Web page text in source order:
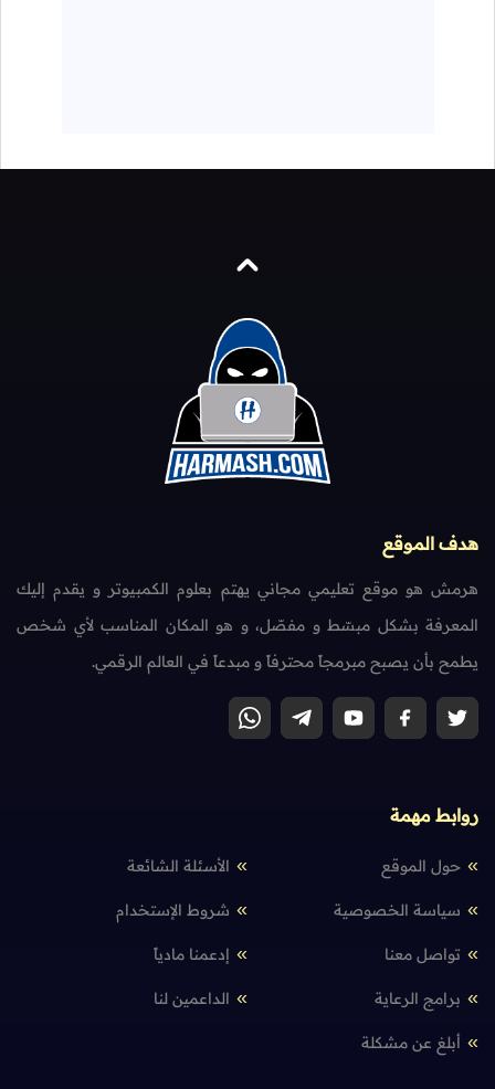
هدف الموقع
هرمش هو موقع تعليمي مجاني يهتم بعلوم الكمبيوتر و يقدم إليك
المعرفة بشكل مبسّط و مفصّل، و هو المكان المناسب لأي شخص
يطمح بأن يصبح مبرمجاً محترفاً و مبدعاً في العالم الرقمي.
روابط مهمة
حول الموقع الأسئلة الشائعة
سياسة الخصوصية شروط الإستخدام
تواصل معنا إدعمنا مادياً
برامج الرعاية الداعمين لنا
أبلغ عن مشكلة